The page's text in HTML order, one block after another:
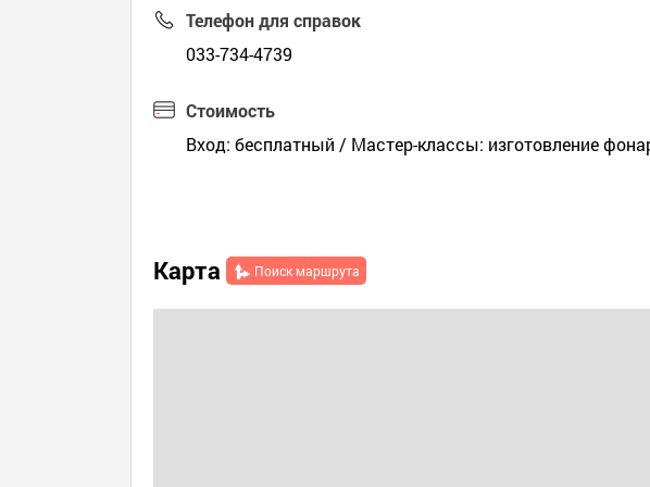
Телефон для справок
033-734-4739
Стоимость
Вход: бесплатный / Мастер-классы: изготовление
Карта Поиск маршрута